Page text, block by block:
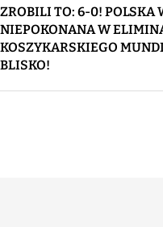
ZROBILI TO: 6-0! POLSKA
NIEPOKONANA W
KOSZYKARSKIEGO
BLISKO!